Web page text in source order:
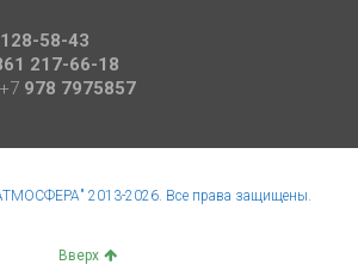
58-43
217-66-18
978 7975857
2013-2026. Все права защищены.
Вверх